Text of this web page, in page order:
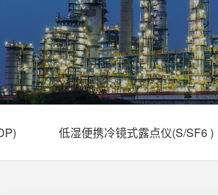
联系我们
资料下载
低湿便携冷镜式露点仪(S/SF6 )